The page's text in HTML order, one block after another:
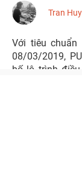
Tran Huy
Với tiêu
08/03/2019,
bố lộ trình